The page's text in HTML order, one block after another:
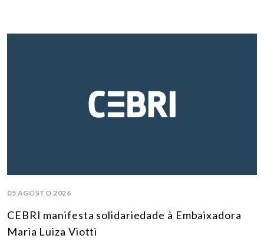
05 AGOSTO 2026
CEBRI manifesta solidariedade à Embaixadora
Maria Luiza Viotti